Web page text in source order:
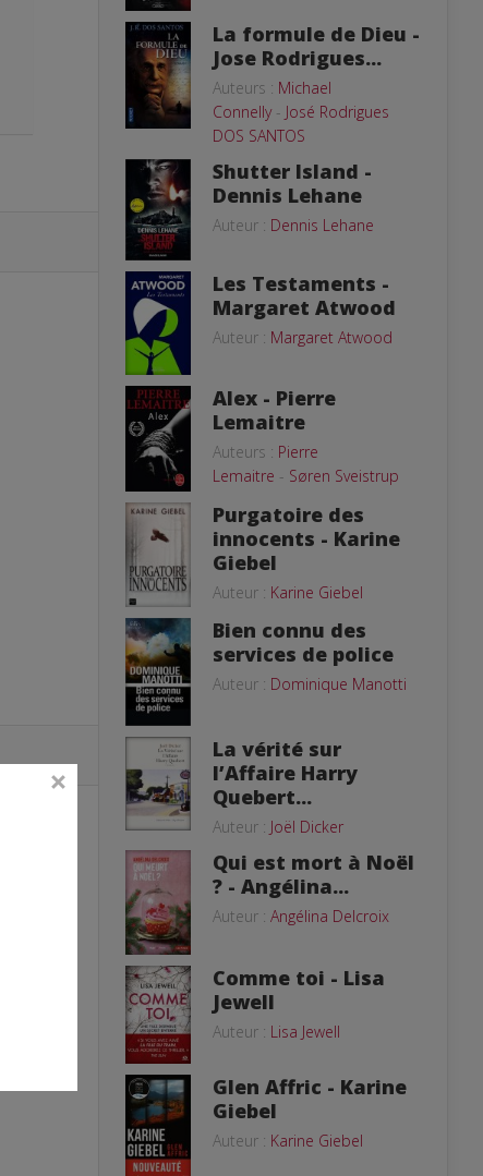
La formule de Dieu -
Jose Rodrigues...
Auteurs : Michael
Connelly- José Rodrigues
DOS SANTOS
Shutter Island -
Dennis Lehane
Auteur : Dennis Lehane
Les Testaments -
Margaret Atwood
Auteur : Margaret Atwood
Alex - Pierre
Lemaitre
Auteurs : Pierre
Lemaitre - Søren Sveistrup
Purgatoire des
innocents - Karine
Giebel
Auteur : Karine Giebel
Bien connu des
services de police
Auteur : Dominique Manotti
La vérité sur
l’Affaire Harry
Quebert...
Auteur : Joël Dicker
Qui est mort à Noël
? - Angélina...
Auteur : Angélina Delcroix
Comme toi - Lisa
Jewell
Auteur : Lisa Jewell
Glen Affric - Karine
Giebel
Auteur : Karine Giebel